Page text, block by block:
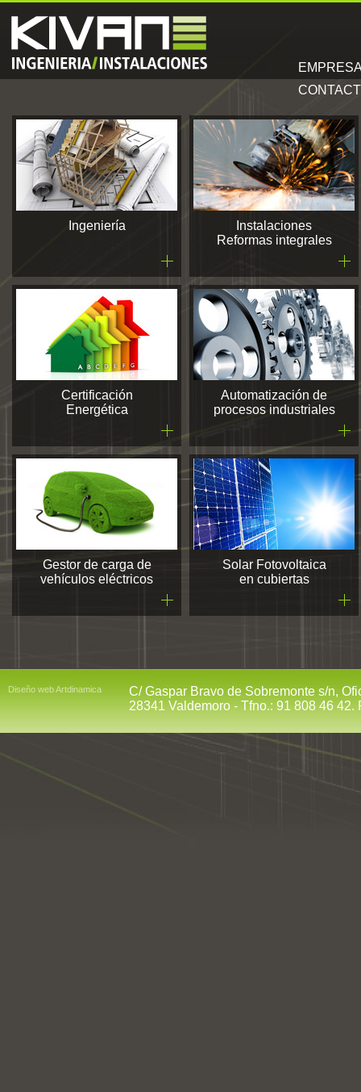
Ingeniería
Instalaciones
Reformas integrales
Certificación
Energética
Automatización de
procesos industriales
Gestor de carga de
vehículos eléctricos
Solar Fotovoltaica
en cubiertas
Diseño web Artdinamica
C/ Gaspar Bravo de Sobremonte s/n,
28341 Valdemoro - Tfno.: 91 808 46 42.